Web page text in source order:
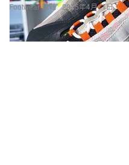
Footwear 球鞋 2025年4月11日